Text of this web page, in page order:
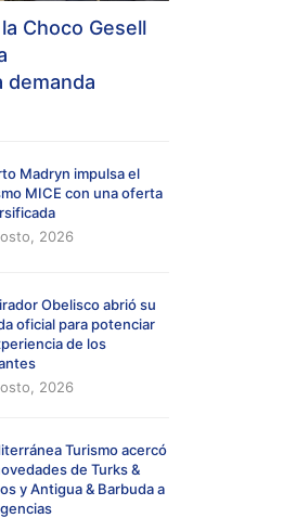
Choco Gesell
demanda
Madryn impulsa el
MICE con una oferta
2026
Obelisco abrió su
oficial para potenciar
de los
2026
Turismo acercó
de Turks &
y Antigua & Barbuda a